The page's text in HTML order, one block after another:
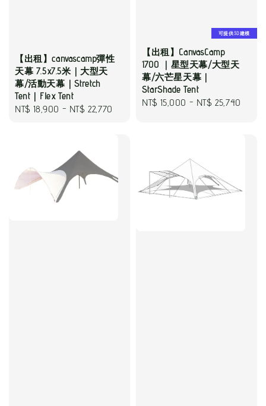
【出租】canvascamp彈性
天幕 7.5x7.5米｜大型天
幕/活動天幕｜Stretch
Tent｜Flex Tent
Regular
NT$ 18,900 - NT$ 22,770
可提供3D建模
【出租】CanvasCamp
1700 ｜星型天幕/大型天
幕/六芒星天幕｜
StarShade Tent
Regular
NT$ 15,000 - NT$ 25,740